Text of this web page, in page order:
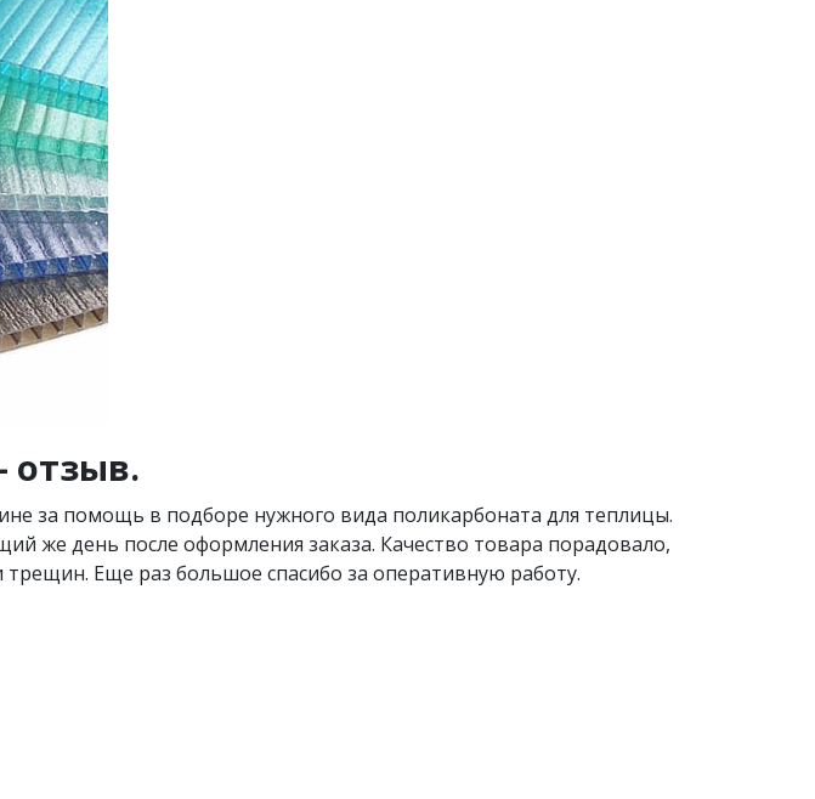
отзыв.
за помощь в подборе нужного вида поликарбоната для теплицы.
же день после оформления заказа. Качество товара порадовало,
Еще раз большое спасибо за оперативную работу.